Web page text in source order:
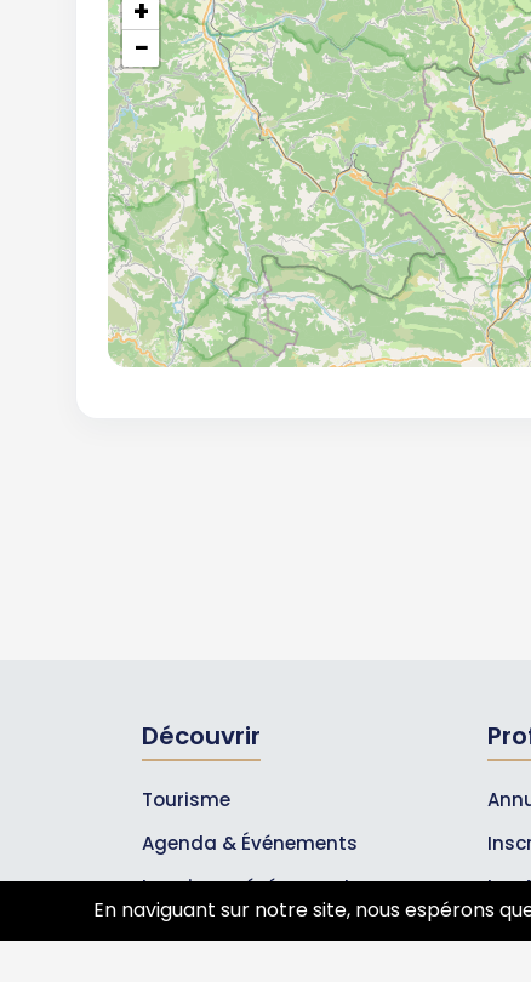
+
−
Découvrir
Tourisme
Agenda & Événements
Inscrire un événement
Les
En naviguant sur notre site, nous espérons